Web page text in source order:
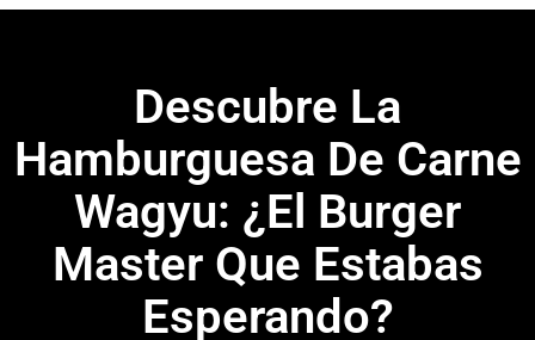
Descubre La
Hamburguesa De Carne
Wagyu: ¿el Burger
Master Que Estabas
Esperando?